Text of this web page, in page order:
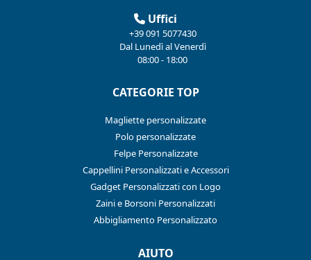
Uffici
+39 091 5077430
Dal Lunedì al Venerdì
08:00 - 18:00
CATEGORIE TOP
Magliette personalizzate
Polo personalizzate
Felpe Personalizzate
Cappellini Personalizzati e Accessori
Gadget Personalizzati con Logo
Zaini e Borsoni Personalizzati
Abbigliamento Personalizzato
AIUTO